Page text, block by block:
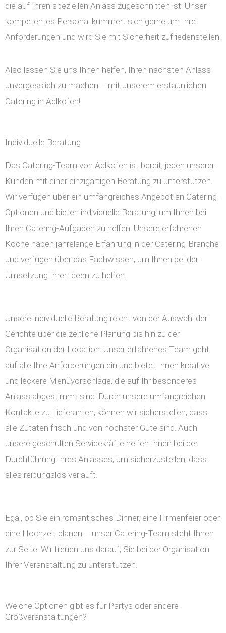
die auf Ihren speziellen Anlass zugeschnitten ist. Unser
kompetentes Personal kümmert sich gerne um Ihre
Anforderungen und wird Sie mit Sicherheit zufriedenstellen.
Also lassen Sie uns Ihnen helfen, Ihren nächsten Anlass
unvergesslich zu machen – mit unserem erstaunlichen
Catering in Adlkofen!
Individuelle Beratung
Das Catering-Team von Adlkofen ist bereit, jeden unserer
Kunden mit einer einzigartigen Beratung zu unterstützen.
Wir verfügen über ein umfangreiches Angebot an Catering-
Optionen und bieten individuelle Beratung, um Ihnen bei
Ihren Catering-Aufgaben zu helfen. Unsere erfahrenen
Köche haben jahrelange Erfahrung in der Catering-Branche
und verfügen über das Fachwissen, um Ihnen bei der
Umsetzung Ihrer Ideen zu helfen.
Unsere individuelle Beratung reicht von der Auswahl der
Gerichte über die zeitliche Planung bis hin zu der
Organisation der Location. Unser erfahrenes Team geht
auf alle Ihre Anforderungen ein und bietet Ihnen kreative
und leckere Menüvorschläge, die auf Ihr besonderes
Anlass abgestimmt sind. Durch unsere umfangreichen
Kontakte zu Lieferanten, können wir sicherstellen, dass
alle Zutaten frisch und von höchster Güte sind. Auch
unsere geschulten Servicekräfte helfen Ihnen bei der
Durchführung Ihres Anlasses, um sicherzustellen, dass
alles reibungslos verläuft.
Egal, ob Sie ein romantisches Dinner, eine Firmenfeier oder
eine Hochzeit planen – unser Catering-Team steht Ihnen
zur Seite. Wir freuen uns darauf, Sie bei der Organisation
Ihrer Veranstaltung zu unterstützen.
Welche Optionen gibt es für Partys oder andere
Großveranstaltungen?